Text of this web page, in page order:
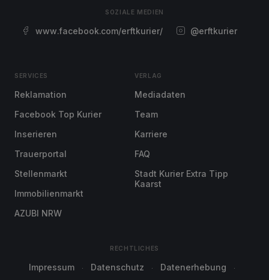
SOZIALE MEDIEN
www.facebook.com/erftkurier/ @erftkurier
SERVICES
Reklamation
Facebook Top Kurier
Inserieren
Trauerportal
Stellenmarkt
Immobilienmarkt
AZUBI NRW
VERLAG
Mediadaten
Team
Karriere
FAQ
Stadt Kurier Extra Tipp
Kaarst
RECHTLICHES
Impressum Datenschutz Datenerhebung